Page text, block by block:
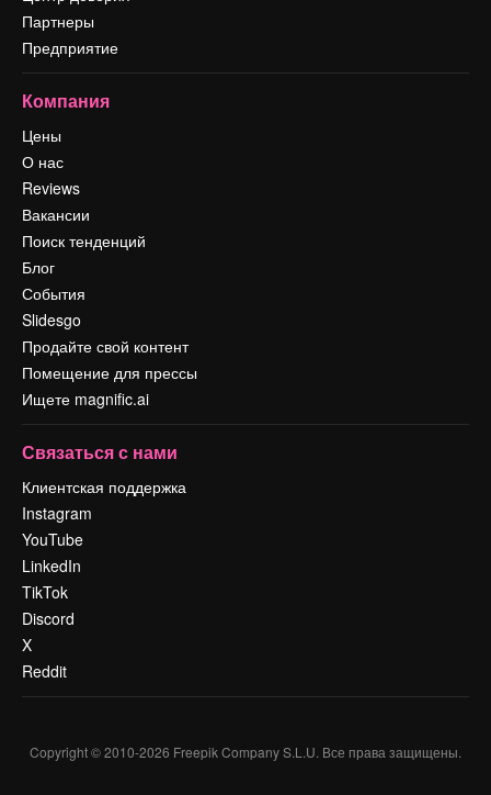
Партнеры
Предприятие
Компания
Цены
О нас
Reviews
Вакансии
Поиск тенденций
Блог
События
Slidesgo
Продайте свой контент
Помещение для прессы
Ищете magnific.ai
Связаться с нами
Клиентская поддержка
Instagram
YouTube
LinkedIn
TikTok
Discord
X
Reddit
Copyright © 2010-2026 Freepik Company S.L.U. Все права защищены.